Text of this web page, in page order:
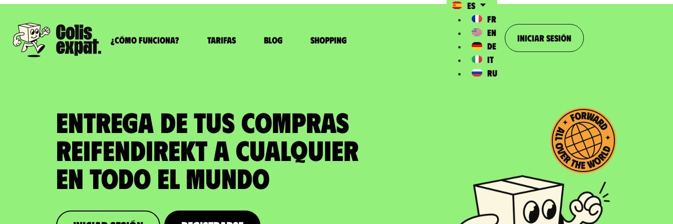
¿Cómo funciona? Tarifas Blog Shopping
ES
FR
EN
DE
IT
RU
Iniciar sesión
ENTREGA DE TUS COMPRAS
REIFENDIREKT a cualquier
en todo el Mundo